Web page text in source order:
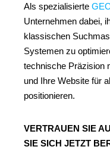
Als spezialisierte
Unternehmen dabei,
klassischen
Systemen zu
technische Präzision
und Ihre Website für
positionieren.
VERTRAUEN SIE
SIE SICH JETZT